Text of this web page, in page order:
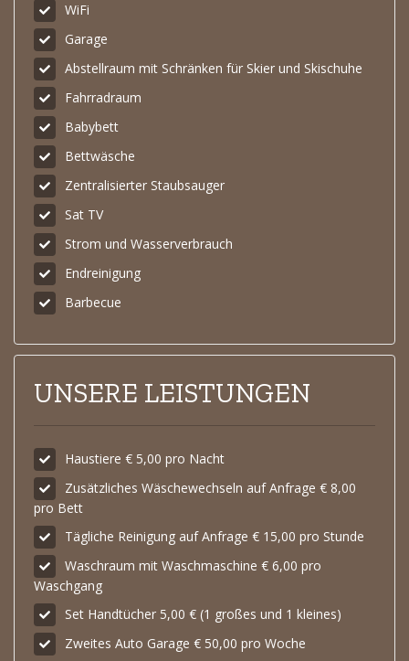
WiFi
Garage
Abstellraum mit Schränken für Skier und Skischuhe
Fahrradraum
Babybett
Bettwäsche
Zentralisierter Staubsauger
Sat TV
Strom und Wasserverbrauch
Endreinigung
Barbecue
UNSERE LEISTUNGEN
Haustiere € 5,00 pro Nacht
Zusätzliches Wäschewechseln auf Anfrage € 8,00
pro Bett
Tägliche Reinigung auf Anfrage € 15,00 pro Stunde
Waschraum mit Waschmaschine € 6,00 pro
Waschgang
Set Handtücher 5,00 € (1 großes und 1 kleines)
Zweites Auto Garage € 50,00 pro Woche